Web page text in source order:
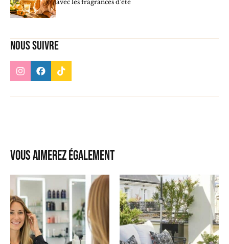
avec les fragrances d’été
Nous suivre
Vous aimerez également